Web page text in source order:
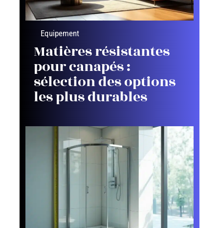
Equipement
Matières résistantes
pour canapés :
sélection des options
les plus durables